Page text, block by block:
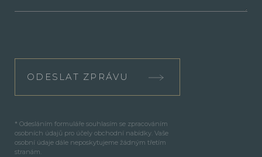
ODESLAT ZPRÁVU
* Odesláním formuláře souhlasím se zpracováním
osobních údajů pro účely obchodní nabídky. Vaše
osobní údaje dále neposkytujeme žádným třetím
stranám.